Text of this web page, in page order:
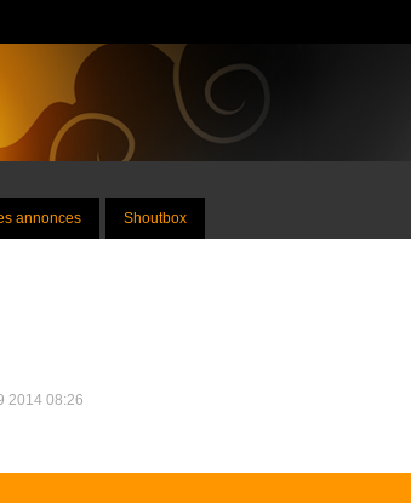
annonces Shoutbox
2014 08:26